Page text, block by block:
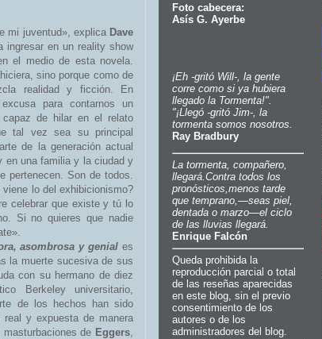
mi juventud», explica Dave
ingresar en un reality show
el medio de esta novela.
sino porque como de
realidad y ficción. En
para contarnos un
de hilar en el relato
tal vez sea su principal
de la generación actual
en una familia y la ciudad y
pertenecen. Son de todos.
lo del exhibicionismo?
celebrar que existe y tú lo
Si no quieres que nadie
asombrosa y genial es
la muerte sucesiva de sus
con su hermano de diez
Berkeley universitario,
de los hechos han sido
y expuesta de manera
de Eggers
Foto cabecera:
Asís G. Ayerbe
¡Eh -gritó Will-, la gente
corre como si ya hubiera
llegado la Tormenta!".
"¡Llegó -gritó Jim-, la
tormenta somos nosotros.
Ray Bradbury
La tormenta, compañero,
llegará.Contra todos los
pronósticos,menos tarde
que temprano,—seas piel,
dentada o marzo—el ciclo
de las lluvias llegará.
Enrique Falcón
Queda prohibida la
reproducción parcial o total
de las reseñas aparecidas
en este blog, sin el previo
consentimiento de los
autores o de los
administradores del blog.